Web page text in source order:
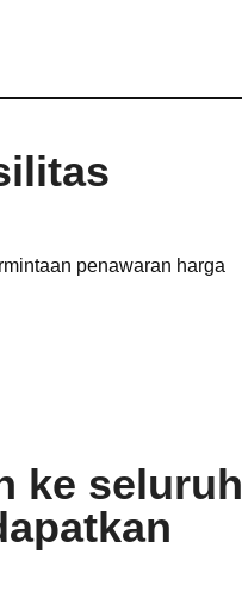
penawaran harga
ke seluruh